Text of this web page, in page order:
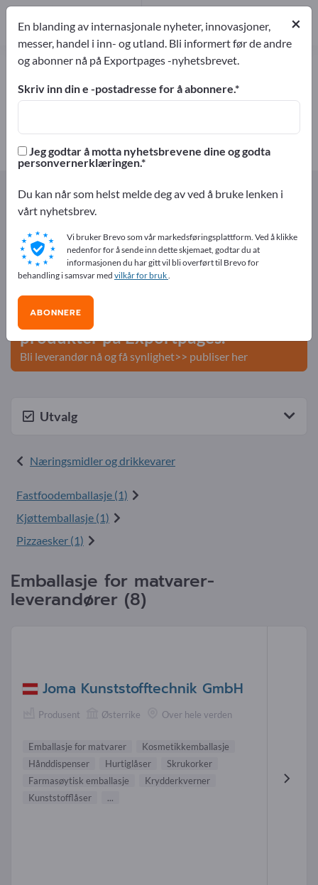
Emballasje for matvarer – finn
produsenter og leverandører
Produsent
Exportpages
Næringsmidler og drikkevarer
Emballasje for matvarer
Annonser gratis på Exportpages!
Behov – Tilbud – Brukte varer – Forretningskontakter >>
start her
Publiser din bedrift og dine
produkter på Exportpages.
Bli leverandør nå og få synlighet>> publiser her
Utvalg
Næringsmidler og drikkevarer
Fastfoodemballasje (1)
Kjøttemballasje (1)
Pizzaesker (1)
Emballasje for matvarer-
leverandører (8)
Joma Kunststofftechnik GmbH
Produsent Østerrike Over hele verden
Emballasje for matvarer
Kosmetikkemballasje
Hånddispenser
Hurtiglåser
Skrukorker
Farmasøytisk emballasje
Krydderkverner
Kunststofflåser
...
×
En blanding av internasjonale nyheter, innovasjoner,
messer, handel i inn- og utland. Bli informert før de andre
og abonner nå på Exportpages -nyhetsbrevet.
Skriv inn din e -postadresse for å abonnere.
Jeg godtar å motta nyhetsbrevene dine og godta
personvernerklæringen.
Du kan når som helst melde deg av ved å bruke lenken i
vårt nyhetsbrev.
Vi bruker Brevo som vår markedsføringsplattform. Ved å klikke
nedenfor for å sende inn dette skjemaet, godtar du at
informasjonen du har gitt vil bli overført til Brevo for
behandling i samsvar med vilkår for bruk.
ABONNERE